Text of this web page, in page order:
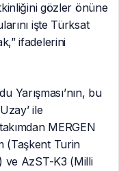
gözler önüne
işte Türksat
ifadelerini
Yarışması’nın, bu
ile
MERGEN
(Taşkent Turin
ve AzST-K3 (Milli